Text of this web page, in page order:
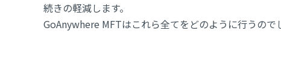
続きの軽減します。
GoAnywhere MFTはこれら全てをどのように行うの